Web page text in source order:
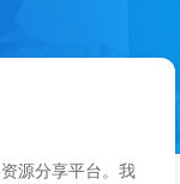
源分享平台。我